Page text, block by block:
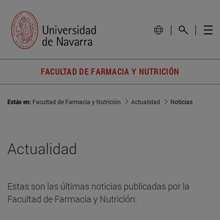
FACULTAD DE FARMACIA Y NUTRICIÓN
Estás en: Facultad de Farmacia y Nutrición Actualidad Noticias
Actualidad
Estas son las últimas noticias publicadas por la
Facultad de Farmacia y Nutrición: